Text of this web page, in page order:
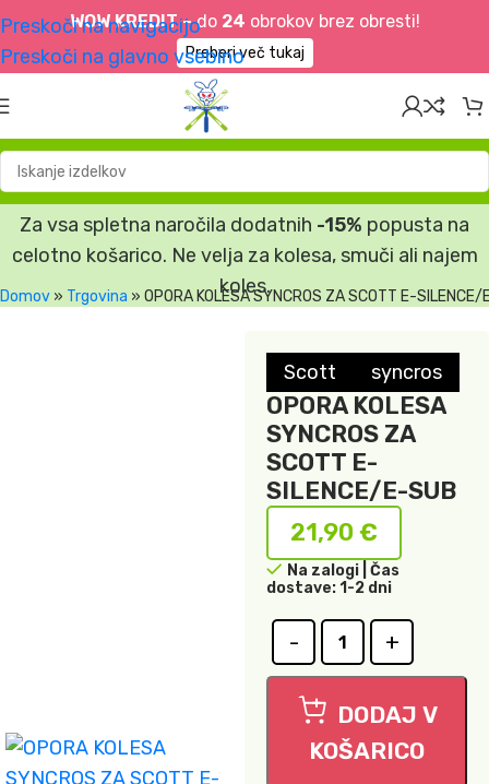
WOW KREDIT –do 24 obrokov brez obresti!
Preberi več tukaj
Preskoči na navigacijo
Preskoči na glavno vsebino
Za vsa spletna naročila dodatnih -15% popusta na
celotno košarico. Ne velja za kolesa, smuči ali najem
koles.
Domov » Trgovina » OPORA KOLESA SYNCROS ZA SCOTT E-SILENCE/
Scott syncros
OPORA KOLESA
SYNCROS ZA
SCOTT E-
SILENCE/E-SUB
21,90 €
Na zalogi | Čas
dostave: 1-2 dni
DODAJ V
KOŠARICO